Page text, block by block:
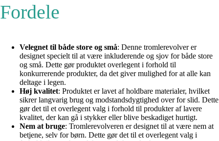
Fordele
Velegnet til både store og små: Denne tromlerevolver er
designet specielt til at være inkluderende og sjov for både store
og små. Dette gør produktet overlegent i forhold til
konkurrerende produkter, da det giver mulighed for at alle kan
deltage i legen.
Høj kvalitet: Produktet er lavet af holdbare materialer, hvilket
sikrer langvarig brug og modstandsdygtighed over for slid. Dette
gør det til et overlegent valg i forhold til produkter af lavere
kvalitet, der kan gå i stykker eller blive beskadiget hurtigt.
Nem at bruge: Tromlerevolveren er designet til at være nem at
betjene, selv for børn. Dette gør det til et overlegent valg i